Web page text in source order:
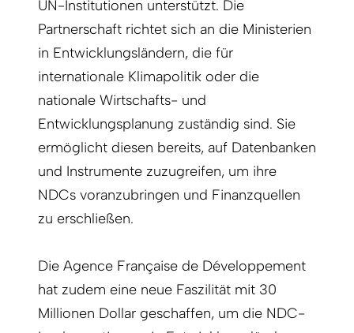
UN-Institutionen unterstützt. Die
Partnerschaft richtet sich an die Ministerien
in Entwicklungsländern, die für
internationale Klimapolitik oder die
nationale Wirtschafts- und
Entwicklungsplanung zuständig sind. Sie
ermöglicht diesen bereits, auf Datenbanken
und Instrumente zuzugreifen, um ihre
NDCs voranzubringen und Finanzquellen
zu erschließen.
Die Agence Française de Développement
hat zudem eine neue Faszilität mit 30
Millionen Dollar geschaffen, um die NDC-